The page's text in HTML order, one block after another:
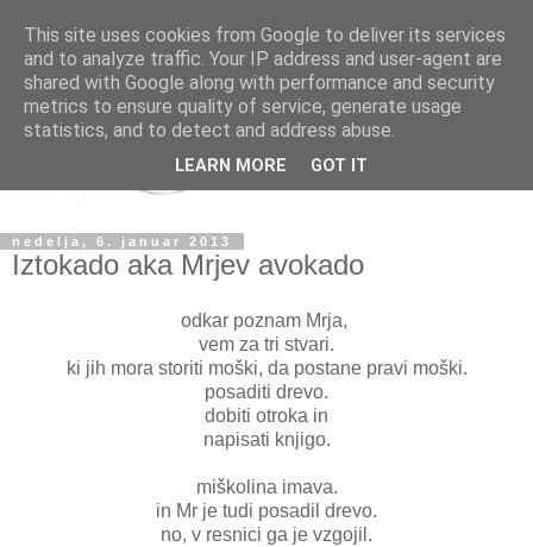
nedelja, 6. januar 2013
Iztokado aka Mrjev avokado
odkar poznam Mrja,
vem za tri stvari.
ki jih mora storiti moški, da postane pravi moški.
posaditi drevo.
dobiti otroka in
napisati knjigo.
miškolina imava.
in Mr je tudi posadil drevo.
no, v resnici ga je vzgojil.
This site uses cookies from Google to deliver its services
and to analyze traffic. Your IP address and user-agent are
shared with Google along with performance and security
metrics to ensure quality of service, generate usage
statistics, and to detect and address abuse.
LEARN MORE GOT IT